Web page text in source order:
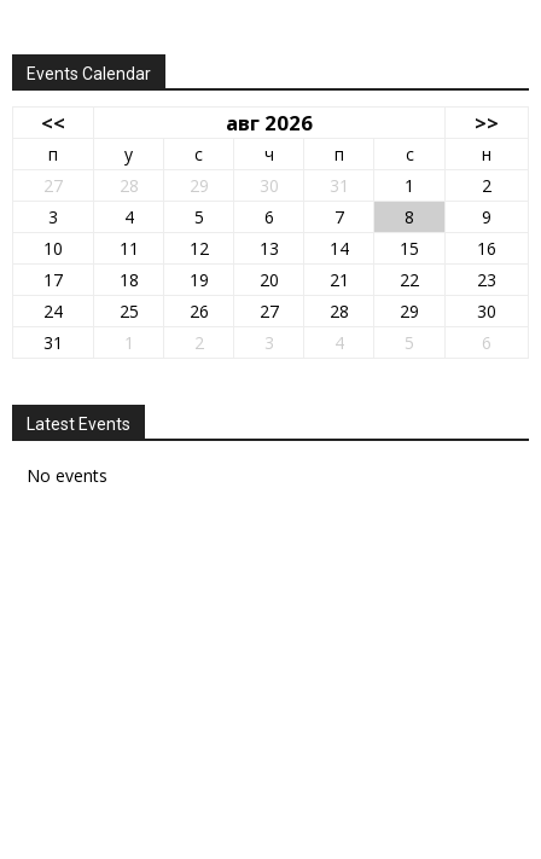
Events Calendar
<< авг 2026 >>
п у с ч п с
н
27
28 29 30 31 1
2
3
4 5 6 7 8
9
10
11 12 13 14 15
16
17
18 19 20 21 22
23
24
25 26 27 28 29
30
31
1 2 3 4 5 6
Latest Events
No events